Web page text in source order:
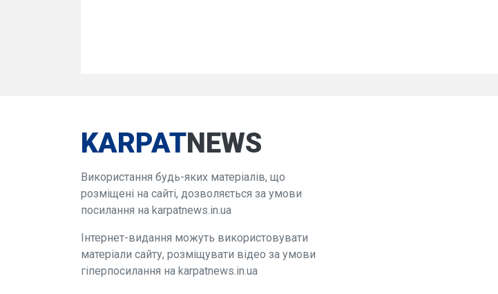
KARPATNEWS
Використання будь-яких матеріалів, що
розміщені на сайті, дозволяється за умови
посилання на karpatnews.in.ua
Інтернет-видання можуть використовувати
матеріали сайту, розміщувати відео за умови
гіперпосилання на karpatnews.in.ua